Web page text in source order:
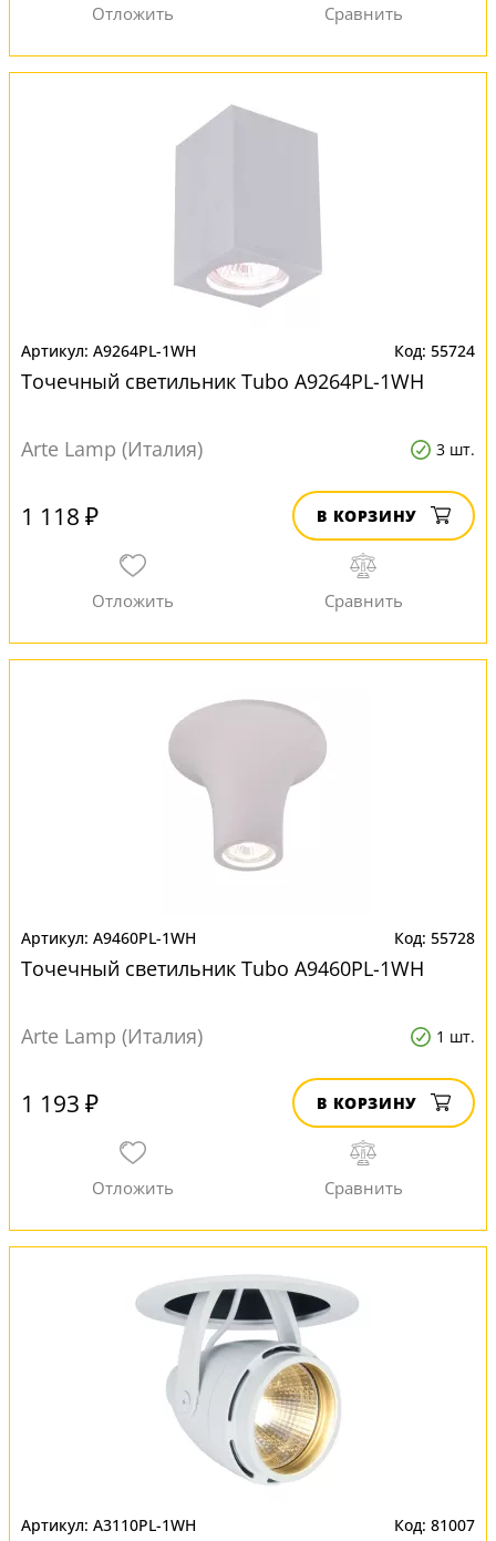
A9264PL-1WH 55724
Точечный светильник Tubo A9264PL-1WH
Arte Lamp (Италия) 3 шт.
1 118 ₽ В КОРЗИНУ
A9460PL-1WH 55728
Точечный светильник Tubo A9460PL-1WH
Arte Lamp (Италия) 1 шт.
1 193 ₽ В КОРЗИНУ
A3110PL-1WH 81007